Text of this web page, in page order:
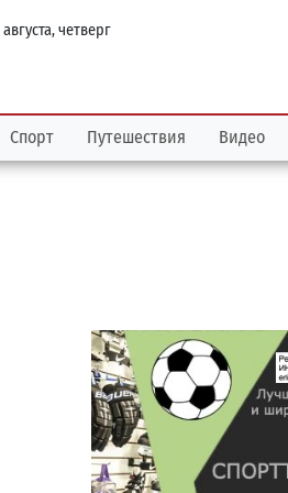
четверг
Спорт Путешествия Видео